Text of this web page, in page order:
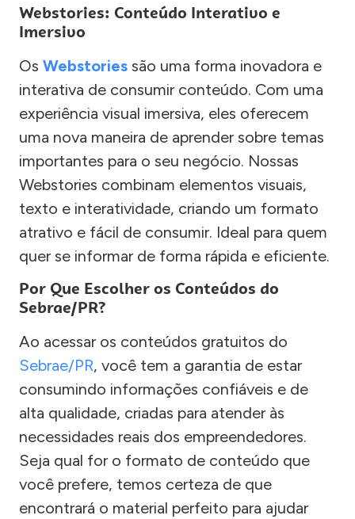
Webstories: Conteúdo Interativo e
Imersivo
Os Webstories são uma forma inovadora e
interativa de consumir conteúdo. Com uma
experiência visual imersiva, eles oferecem
uma nova maneira de aprender sobre temas
importantes para o seu negócio. Nossas
Webstories combinam elementos visuais,
texto e interatividade, criando um formato
atrativo e fácil de consumir. Ideal para quem
quer se informar de forma rápida e eficiente.
Por Que Escolher os Conteúdos do
Sebrae/PR?
Ao acessar os conteúdos gratuitos do
Sebrae/PR, você tem a garantia de estar
consumindo informações confiáveis e de
alta qualidade, criadas para atender às
necessidades reais dos empreendedores.
Seja qual for o formato de conteúdo que
você prefere, temos certeza de que
encontrará o material perfeito para ajudar